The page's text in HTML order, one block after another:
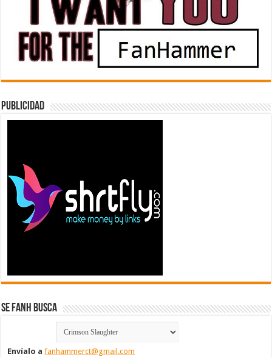
Publicidad
Se FanH Busca
Envíalo afanhammerct@gmail.com